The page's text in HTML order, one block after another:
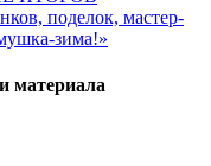
поделок, мастер-
зима!»
материала